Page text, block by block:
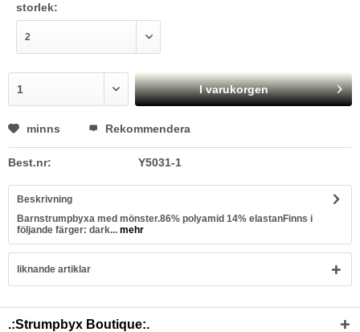
storlek:
I varukorgen
minns Rekommendera
Best.nr: Y5031-1
Beskrivning
Barnstrumpbyxa med mönster.86% polyamid 14% elastanFinns i
följande färger: dark... mehr
liknande artiklar
.:Strumpbyx Boutique:.